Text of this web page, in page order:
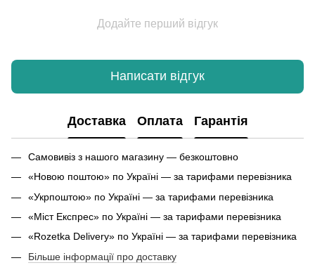
Додайте перший відгук
Написати відгук
Доставка Оплата Гарантія
Самовивіз з нашого магазину — безкоштовно
«Новою поштою» по Україні — за тарифами перевізника
«Укрпоштою» по Україні — за тарифами перевізника
«Міст Експрес» по Україні — за тарифами перевізника
«Rozetka Delivery» по Україні — за тарифами перевізника
Більше інформації про доставку